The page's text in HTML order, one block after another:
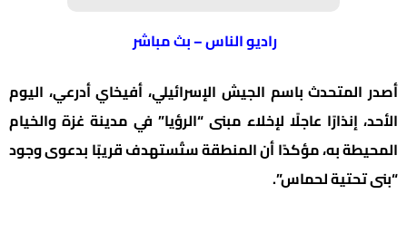
راديو الناس – بث مباشر
أصدر المتحدث باسم الجيش الإسرائيلي، أفيخاي أدرعي، اليوم
الأحد، إنذارًا عاجلًا لإخلاء مبنى “الرؤيا” في مدينة غزة والخيام
المحيطة به، مؤكدًا أن المنطقة ستُستهدف قريبًا بدعوى وجود
“بنى تحتية لحماس”.